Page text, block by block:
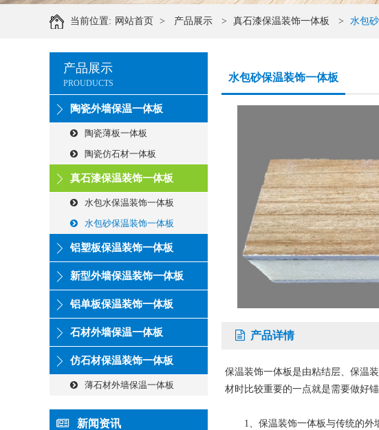
当前位置: 网站首页 > 产品展示 > 真石漆保温装饰一体板 > 水包
产品展示
PROUDUCTS
陶瓷外墙保温一体板
陶瓷薄板一体板
陶瓷仿石材一体板
真石漆保温装饰一体板
水包水保温装饰一体板
水包砂保温装饰一体板
铝塑板保温装饰一体板
新型外墙保温装饰一体板
铝单板保温装饰一体板
石材外墙保温一体板
仿石材保温装饰一体板
薄石材外墙保温一体板
新闻资讯
水包砂保温装饰一体板
产品详情
保温装饰一体板是由粘结层、保温
材时比较重要的一点就是需要做好
1、保温装饰一体板与传统的外墙